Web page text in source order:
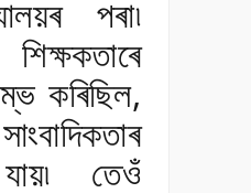
পৰা৷
কৰিছিল,
তেওঁ